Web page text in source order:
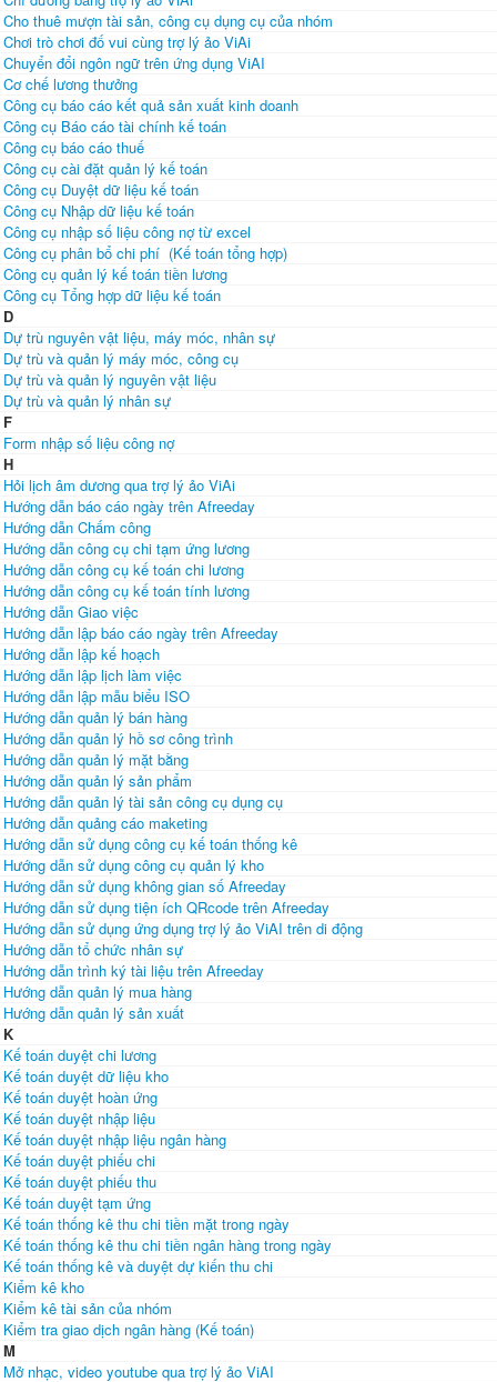
Cho thuê mượn tài sản, công cụ dụng cụ của nhóm
Chơi trò chơi đố vui cùng trợ lý ảo ViAi
Chuyển đổi ngôn ngữ trên ứng dụng ViAI
Cơ chế lương thưởng
Công cụ báo cáo kết quả sản xuất kinh doanh
Công cụ Báo cáo tài chính kế toán
Công cụ báo cáo thuế
Công cụ cài đặt quản lý kế toán
Công cụ Duyệt dữ liệu kế toán
Công cụ Nhập dữ liệu kế toán
Công cụ nhập số liệu công nợ từ excel
Công cụ phân bổ chi phí (Kế toán tổng hợp)
Công cụ quản lý kế toán tiền lương
Công cụ Tổng hợp dữ liệu kế toán
D
Dự trù nguyên vật liệu, máy móc, nhân sự
Dự trù và quản lý máy móc, công cụ
Dự trù và quản lý nguyên vật liệu
Dự trù và quản lý nhân sự
F
Form nhập số liệu công nợ
H
Hỏi lịch âm dương qua trợ lý ảo ViAi
Hướng dẫn báo cáo ngày trên Afreeday
Hướng dẫn Chấm công
Hướng dẫn công cụ chi tạm ứng lương
Hướng dẫn công cụ kế toán chi lương
Hướng dẫn công cụ kế toán tính lương
Hướng dẫn Giao việc
Hướng dẫn lập báo cáo ngày trên Afreeday
Hướng dẫn lập kế hoạch
Hướng dẫn lập lịch làm việc
Hướng dẫn lập mẫu biểu ISO
Hướng dẫn quản lý bán hàng
Hướng dẫn quản lý hồ sơ công trình
Hướng dẫn quản lý mặt bằng
Hướng dẫn quản lý sản phẩm
Hướng dẫn quản lý tài sản công cụ dụng cụ
Hướng dẫn quảng cáo maketing
Hướng dẫn sử dụng công cụ kế toán thống kê
Hướng dẫn sử dụng công cụ quản lý kho
Hướng dẫn sử dụng không gian số Afreeday
Hướng dẫn sử dụng tiện ích QRcode trên Afreeday
Hướng dẫn sử dụng ứng dụng trợ lý ảo ViAI trên di động
Hướng dẫn tổ chức nhân sự
Hướng dẫn trình ký tài liệu trên Afreeday
Hướng dẫn quản lý mua hàng
Hướng dẫn quản lý sản xuất
K
Kế toán duyệt chi lương
Kế toán duyệt dữ liệu kho
Kế toán duyệt hoàn ứng
Kế toán duyệt nhập liệu
Kế toán duyệt nhập liệu ngân hàng
Kế toán duyệt phiếu chi
Kế toán duyệt phiếu thu
Kế toán duyệt tạm ứng
Kế toán thống kê thu chi tiền mặt trong ngày
Kế toán thống kê thu chi tiền ngân hàng trong ngày
Kế toán thống kê và duyệt dự kiến thu chi
Kiểm kê kho
Kiểm kê tài sản của nhóm
Kiểm tra giao dịch ngân hàng (Kế toán)
M
Mở nhạc, video youtube qua trợ lý ảo ViAI